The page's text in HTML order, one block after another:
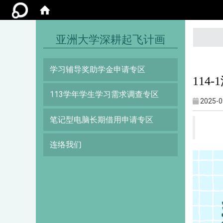
亚洲大学深耕起飞计画
学习辅导奖助学金申请专区
113学年学生学习需求调查专区
笔记型电脑长期借用申请专区
连络我们
114-
2025-